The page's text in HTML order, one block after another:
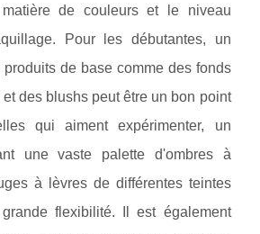
de couleurs et le niveau
Pour les débutantes, un
de base comme des fonds
des blushs peut être un bon point
qui aiment expérimenter, un
une vaste palette d'ombres à
à lèvres de différentes teintes
flexibilité. Il est également